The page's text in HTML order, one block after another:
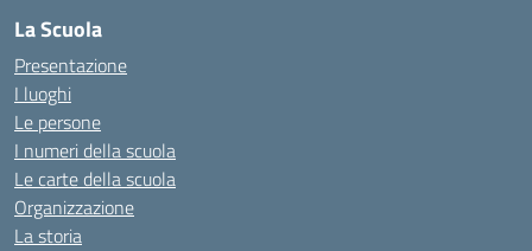
La Scuola
Presentazione
I luoghi
Le persone
I numeri della scuola
Le carte della scuola
Organizzazione
La storia